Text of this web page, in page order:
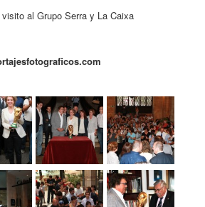
al Grupo Serra y La Caixa